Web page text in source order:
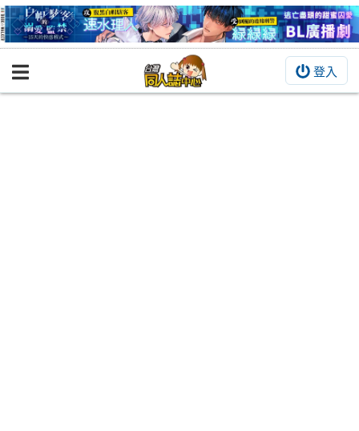
登入
BOOKY書集倉庫